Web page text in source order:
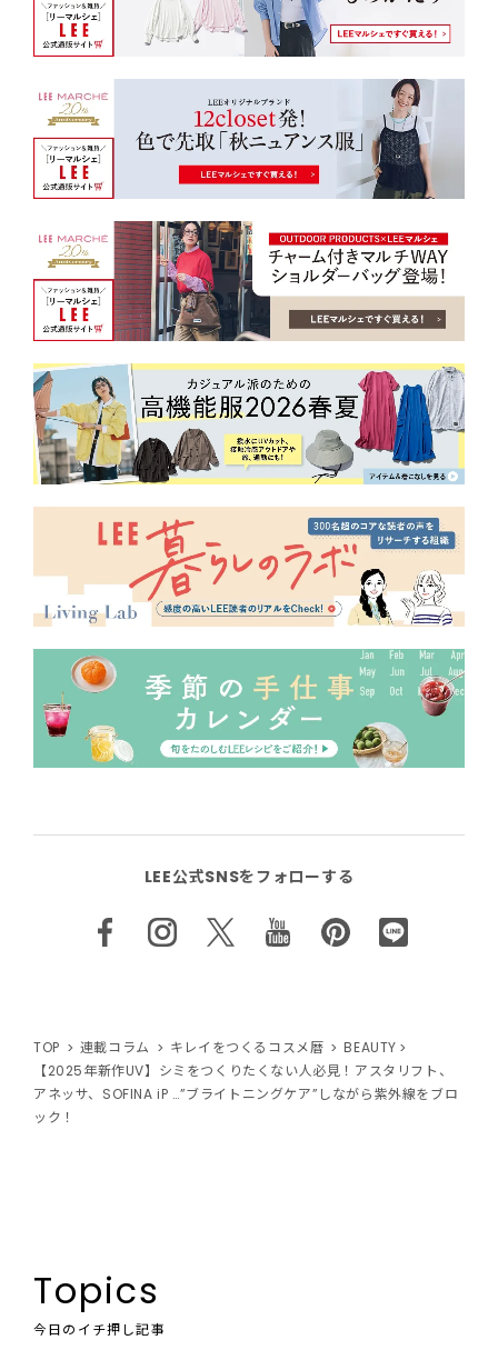
LEE公式SNSをフォローする
TOP 連載コラム キレイをつくるコスメ暦
BEAUTY
【2025年新作UV】シミをつくりたくない人必見！アスタリフト、
アネッサ、SOFINA iP …”ブライトニングケア”しながら紫外線をブロ
ック！
Topics
今日のイチ押し記事